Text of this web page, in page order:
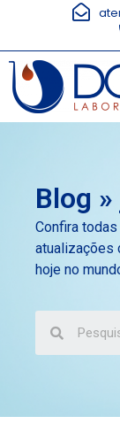
Blog
Confira todas
atualizações
hoje no